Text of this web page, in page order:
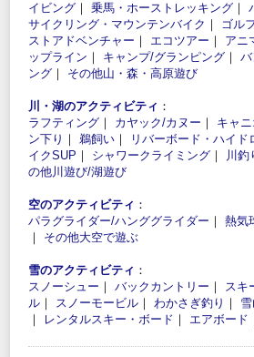
イビング ｜ 乗馬・ホーストレッキング ｜
サイクリング・マウンテンバイク ｜ ゴル
ストアドベンチャー ｜ エコツアー ｜ アニ
ップライン ｜ キャンプ/グランピング ｜
ング ｜ その他山・森・高原遊び
川・湖のアクティビティ ：
ラフティング ｜ カヤック/カヌー ｜ キャ
ン下り ｜ 鵜飼い ｜ リバーボード・ハイド
イクSUP ｜ シャワークライミング ｜ 川釣
の他川遊び/湖遊び
空のアクティビティ ：
パラグライダー/ハンググライダー ｜ 熱気
｜ その他大空で遊ぶ
雪のアクティビティ ：
スノーシュー ｜ バックカントリー ｜ スキ
ル ｜ スノーモービル ｜ わかさぎ釣り ｜
｜
レンタルスキー・ボード ｜ エアボード